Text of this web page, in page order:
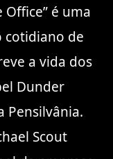
Office” é uma
cotidiano de
a vida dos
Dunder
Pensilvânia.
Scout